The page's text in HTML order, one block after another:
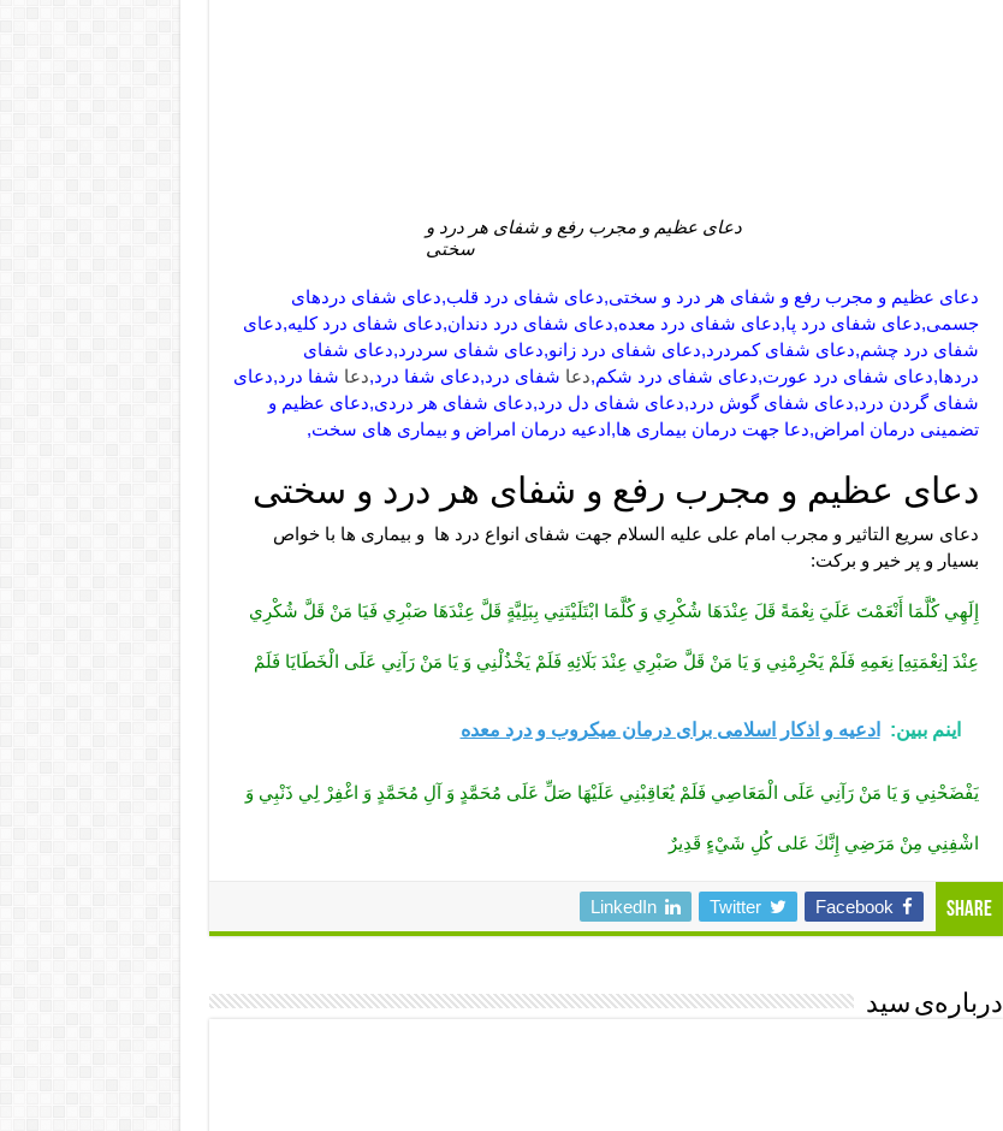
دعای عظیم و مجرب رفع و شفای هر درد و
سختی
دعای عظیم و مجرب رفع و شفای هر درد و سختی,دعای شفای درد قلب,دعای شفای دردهای
جسمی,دعای شفای درد پا,دعای شفای درد معده,دعای شفای درد دندان,دعای شفای درد کلیه,دعای
شفای درد چشم,دعای شفای کمردرد,دعای شفای درد زانو,دعای شفای سردرد,دعای شفای
دردها,دعای شفای درد عورت,دعای شفای درد شکم,دعا شفای درد,دعای شفا درد,دعا شفا درد,دعای
شفای گردن درد,دعای شفای گوش درد,دعای شفای دل درد,دعای شفای هر دردی,دعای عظیم و
تضمینی درمان امراض,دعا جهت درمان بیماری ها,ادعیه درمان امراض و بیماری های سخت,
دعای عظیم و مجرب رفع و شفای هر درد و سختی
دعای سریع التاثیر و مجرب امام علی علیه السلام جهت شفای انواع درد ها و بیماری ها با خواص
بسیار و پر خیر و برکت:
إِلَهِي كُلَّمَا أَنْعَمْتَ‏ عَلَيَ‏ نِعْمَةً قَلَ‏ عِنْدَهَا شُكْرِي‏ وَ كُلَّمَا ابْتَلَيْتَنِي بِبَلِيَّةٍ قَلَّ عِنْدَهَا صَبْرِي فَيَا مَنْ قَلَّ شُكْرِي
عِنْدَ [نِعْمَتِهِ‏] نِعَمِهِ فَلَمْ يَحْرِمْنِي وَ يَا مَنْ قَلَّ صَبْرِي عِنْدَ بَلَائِهِ فَلَمْ يَخْذُلْنِي وَ يَا مَنْ رَآنِي عَلَى الْخَطَايَا فَلَمْ
اینم ببین: ادعیه و اذکار اسلامی برای درمان میکروب و درد معده
يَفْضَحْنِي وَ يَا مَنْ رَآنِي عَلَى الْمَعَاصِي فَلَمْ يُعَاقِبْنِي عَلَيْهَا صَلِّ عَلَى مُحَمَّدٍ وَ آلِ مُحَمَّدٍ وَ اغْفِرْ لِي ذَنْبِي وَ
اشْفِنِي مِنْ مَرَضِي‏ إِنَّكَ عَلى‏ كُلِ‏ شَيْ‏ءٍ قَدِيرٌ
Share
Facebook
Twitter
LinkedIn
درباره‌ی سید